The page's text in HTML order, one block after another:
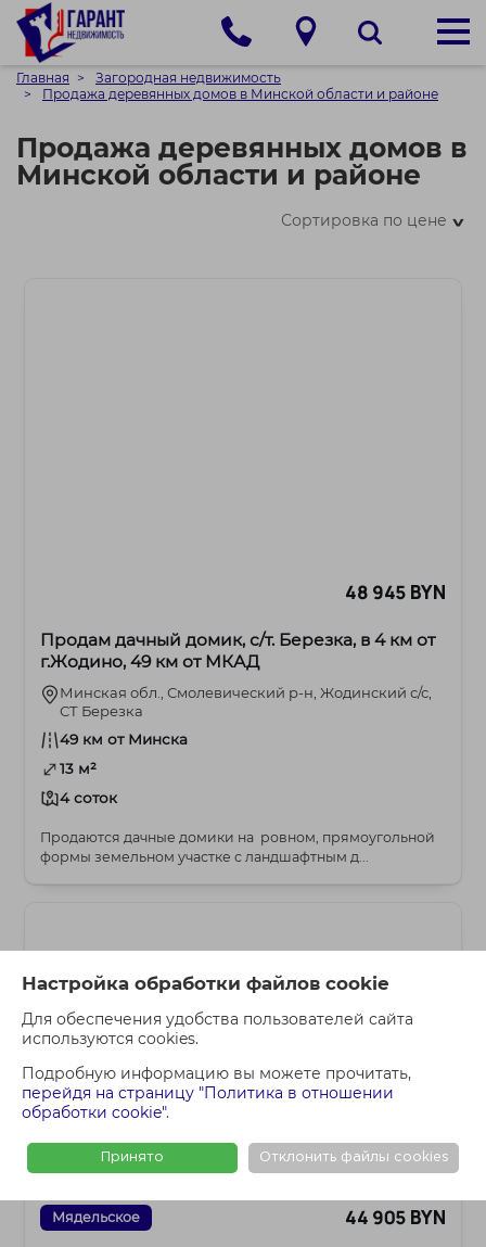
Настройка обработки файлов cookie
Для обеспечения удобства пользователей сайта
используются cookies.
Подробную информацию вы можете прочитать,
перейдя на страницу "Политика в отношении
обработки cookie".
Принято Отклонить файлы cookies
Главная
Загородная недвижимость
Продажа деревянных домов в Минской области и районе
Продажа деревянных домов в
Минской области и районе
Сортировка по цене>
48 945 BYN
Продам дачный домик, с/т. Березка, в 4 км от
г.Жодино, 49 км от МКАД
Минская обл., Смолевический р-н, Жодинский с/с,
СТ Березка
49 км от Минска
13 м²
4 соток
Продаются дачные домики на ровном, прямоугольной
формы земельном участке с ландшафтным д...
Мядельское 44 905 BYN